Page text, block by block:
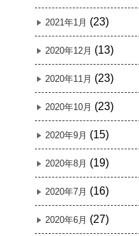
2021年1月 (23)
2020年12月 (13)
2020年11月 (23)
2020年10月 (23)
2020年9月 (15)
2020年8月 (19)
2020年7月 (16)
2020年6月 (27)